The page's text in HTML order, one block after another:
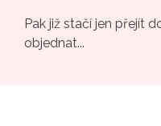
Pak již stačí jen přejít
objednat...